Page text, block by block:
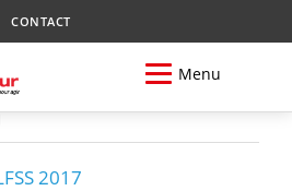
CONTACT
Menu
2017